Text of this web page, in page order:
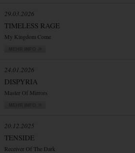
29.03.2026
TIMELESS RAGE
My Kingdom Come
24.01.2026
DISPYRIA
Master Of Mirrors
20.12.2025
TENSIDE
Receiver Of The Dark